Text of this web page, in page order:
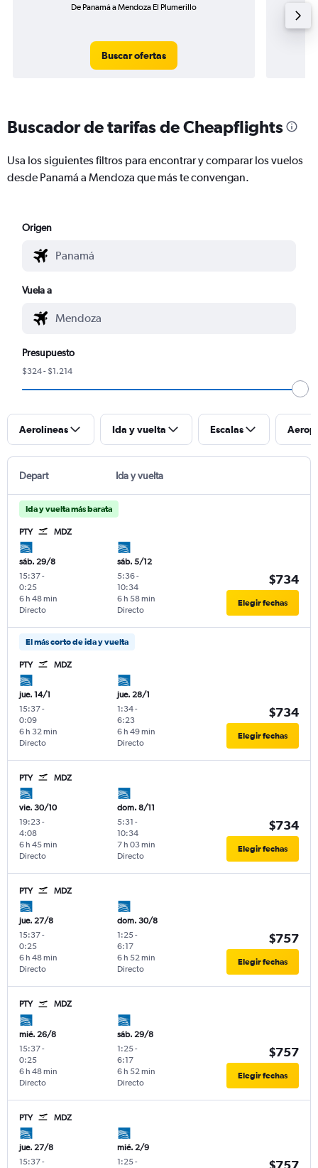
De Panamá a Mendoza El Plumerillo
Buscar ofertas
Buscador de tarifas de Cheapflights
Usa los siguientes filtros para encontrar y comparar los vuelos
desde Panamá a Mendoza que más te convengan.
Origen
Vuela a
Presupuesto
$324 - $1.214
Aerolíneas Ida y vuelta Escalas
Depart Ida y vuelta
Ida y vuelta más barata
PTY MDZ
sáb. 29/8
15:37-
0:25
Directo
6 h 48 min
sáb. 5/12
5:36-
10:34
Directo
6 h 58 min
$734
Elegir fechas
El más corto de ida y vuelta
PTY MDZ
jue. 14/1
15:37-
0:09
Directo
6 h 32 min
jue. 28/1
1:34-
6:23
Directo
6 h 49 min
$734
Elegir fechas
PTY MDZ
vie. 30/10
19:23-
4:08
Directo
6 h 45 min
dom. 8/11
5:31 -
10:34
Directo
7 h 03 min
$734
Elegir fechas
PTY MDZ
jue. 27/8
15:37-
0:25
Directo
6 h 48 min
dom. 30/8
1:25-
6:17
Directo
6 h 52 min
$757
Elegir fechas
PTY MDZ
mié. 26/8
15:37-
0:25
Directo
6 h 48 min
sáb. 29/8
1:25-
6:17
Directo
6 h 52 min
$757
Elegir fechas
PTY MDZ
jue. 27/8
15:37-
mié. 2/9
1:25-
$757